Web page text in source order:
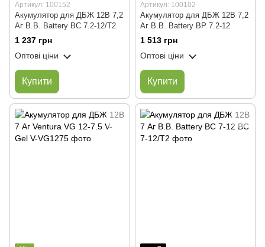
Артикул: 100152
Акумулятор для ДБЖ 12В 7,2
Аг B.B. Battery BC 7.2-12/T2
1 237 грн
Оптові ціни
Купити
Артикул: 100102
Акумулятор для ДБЖ 12В 7,2
Аг B.B. Battery BP 7.2-12
1 513 грн
Оптові ціни
Купити